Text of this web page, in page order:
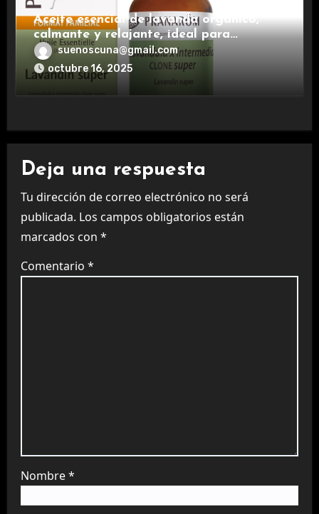
Aceite esencial de lavanda orgánico,
calmante y relajante, ideal para
aromaterapia.
suenoscuna@gmail.com
octubre 16, 2025
Deja una respuesta
Tu dirección de correo electrónico no será
publicada. Los campos obligatorios están
marcados con *
Comentario *
Nombre*